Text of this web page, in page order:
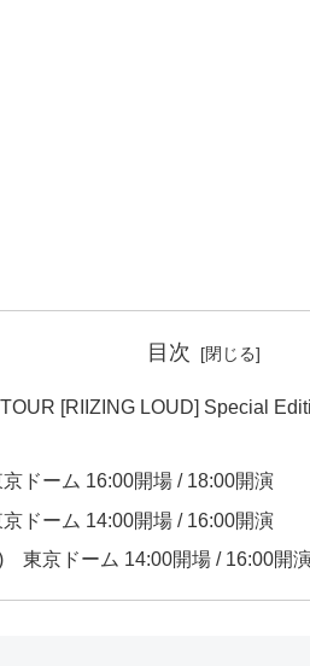
目次
[RIIZING LOUD] Special
ドーム 16:00開場 / 18:00開演
ドーム 14:00開場 / 16:00開演
東京ドーム 14:00開場 / 16:00開